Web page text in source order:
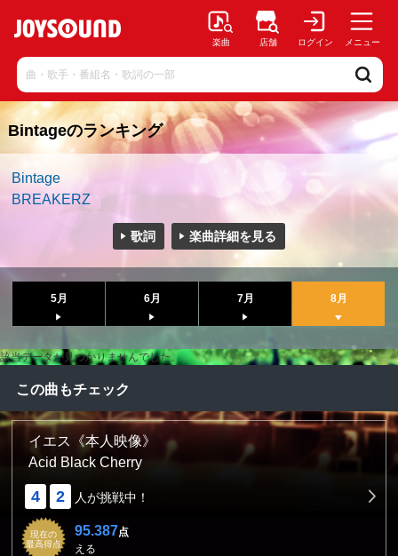
楽曲 店舗 ログイン メニュー
Bintageのランキング
Bintage
BREAKERZ
歌詞 楽曲詳細を見る
5月 6月 7月 8月
該当データが見つかりませんでした。
この曲もチェック
イエス《本人映像》
Acid Black Cherry
4 2 人が挑戦中！
現在の
最高得点
95.387点
える